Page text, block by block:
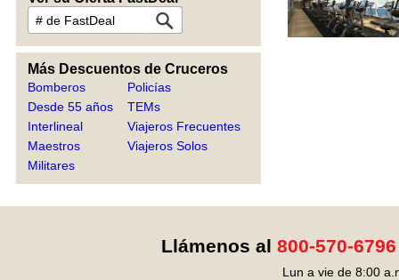
Más Descuentos de Cruceros
Bomberos
Desde 55 años
Interlineal
Maestros
Militares
Policías
TEMs
Viajeros Frecuentes
Viajeros Solos
Llámenos al 800-570-6796
Lun a vie de 8:00